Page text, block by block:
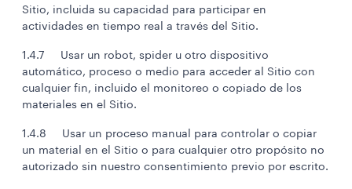
Sitio, incluida su capacidad para participar en
actividades en tiempo real a través del Sitio.
1.4.7 Usar un robot, spider u otro dispositivo
automático, proceso o medio para acceder al Sitio con
cualquier fin, incluido el monitoreo o copiado de los
materiales en el Sitio.
1.4.8 Usar un proceso manual para controlar o copiar
un material en el Sitio o para cualquier otro propósito no
autorizado sin nuestro consentimiento previo por escrito.